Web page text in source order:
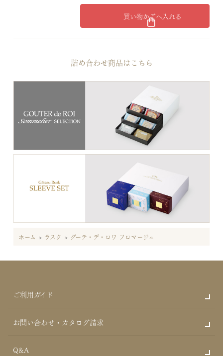
買い物かごへ入れる
詰め合わせ商品はこちら
ホーム > ラスク > グーテ・デ・ロワ フロマージュ
ご利用ガイド
お問い合わせ・カタログ請求
Q&A